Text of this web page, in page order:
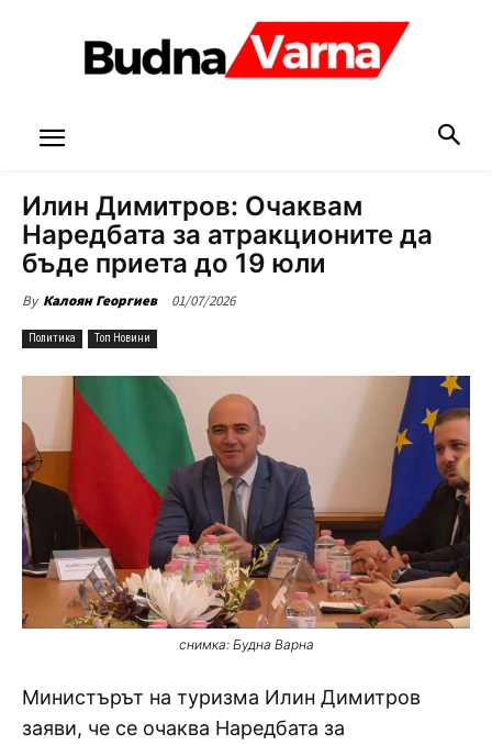
Илин Димитров: Очаквам
Наредбата за атракционите да
бъде приета до 19 юли
By Калоян Георгиев 01/07/2026
Политика Топ Новини
снимка: Будна Варна
Министърът на туризма Илин Димитров
заяви, че се очаква Наредбата за